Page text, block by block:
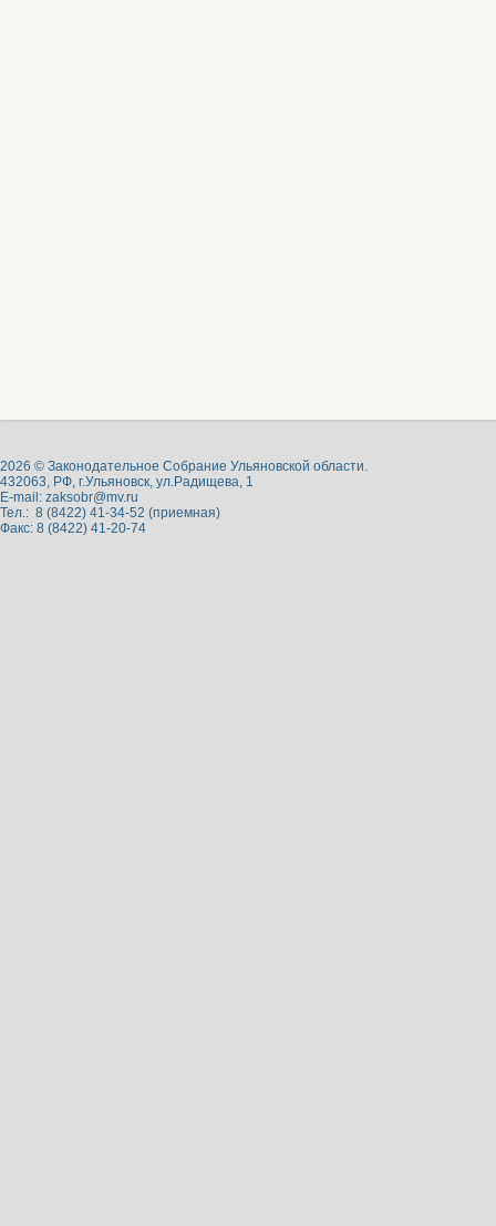
2026 © Законодательное Собрание Ульяновской области.
432063, РФ, г.Ульяновск, ул.Радищева, 1
E-mail: zaksobr@mv.ru
Тел.: 8 (8422) 41-34-52 (приемная)
Факс: 8 (8422) 41-20-74